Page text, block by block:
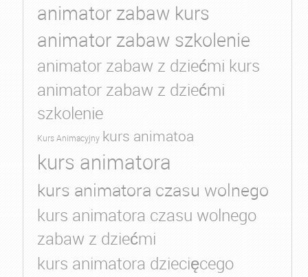
animator zabaw kurs
animator zabaw szkolenie
animator zabaw z dziećmi kurs
animator zabaw z dziećmi
szkolenie
Kurs Animacyjny kurs animatoa
kurs animatora
kurs animatora czasu wolnego
kurs animatora czasu wolnego
zabaw z dziećmi
kurs animatora dziecięcego